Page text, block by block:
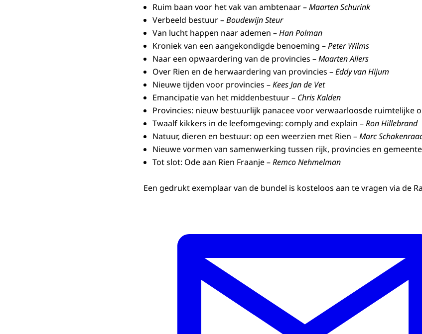
Ruim baan voor het vak van ambtenaar –Maarten Schurink
Verbeeld bestuur –Boudewijn Steur
Van lucht happen naar ademen –Han Polman
Kroniek van een aangekondigde benoeming –Peter Wilms
Naar een opwaardering van de provincies –Maarten Allers
Over Rien en de herwaardering van provincies –Eddy van Hijum
Nieuwe tijden voor provincies –Kees Jan de Vet
Emancipatie van het middenbestuur – Chris Kalden
Provincies: nieuw bestuurlijk panacee voor verwaarloosde ruimtelijke
Twaalf kikkers in de leefomgeving: comply and explain –Ron Hillebrand
Natuur, dieren en bestuur: op een weerzien met Rien –Marc
Nieuwe vormen van samenwerking tussen rijk, provincies en
Tot slot: Ode aan Rien Fraanje –Remco Nehmelman
Een gedrukt exemplaar van de bundel is kosteloos aan te vragen via de